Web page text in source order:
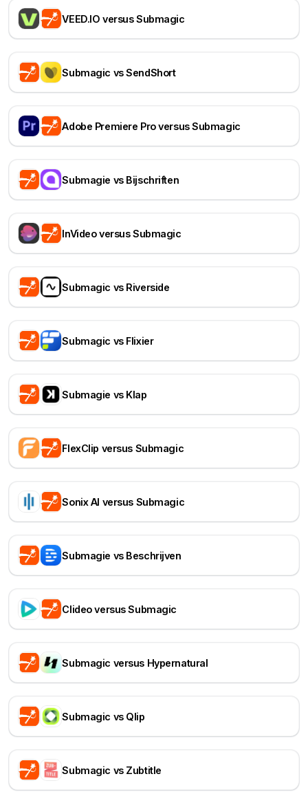
VEED.IO versus Submagic
Submagic vs SendShort
Adobe Premiere Pro versus Submagic
Submagie vs Bijschriften
InVideo versus Submagic
Submagic vs Riverside
Submagic vs Flixier
Submagie vs Klap
FlexClip versus Submagic
Sonix AI versus Submagic
Submagie vs Beschrijven
Clideo versus Submagic
Submagic versus Hypernatural
Submagic vs Qlip
Submagic vs Zubtitle